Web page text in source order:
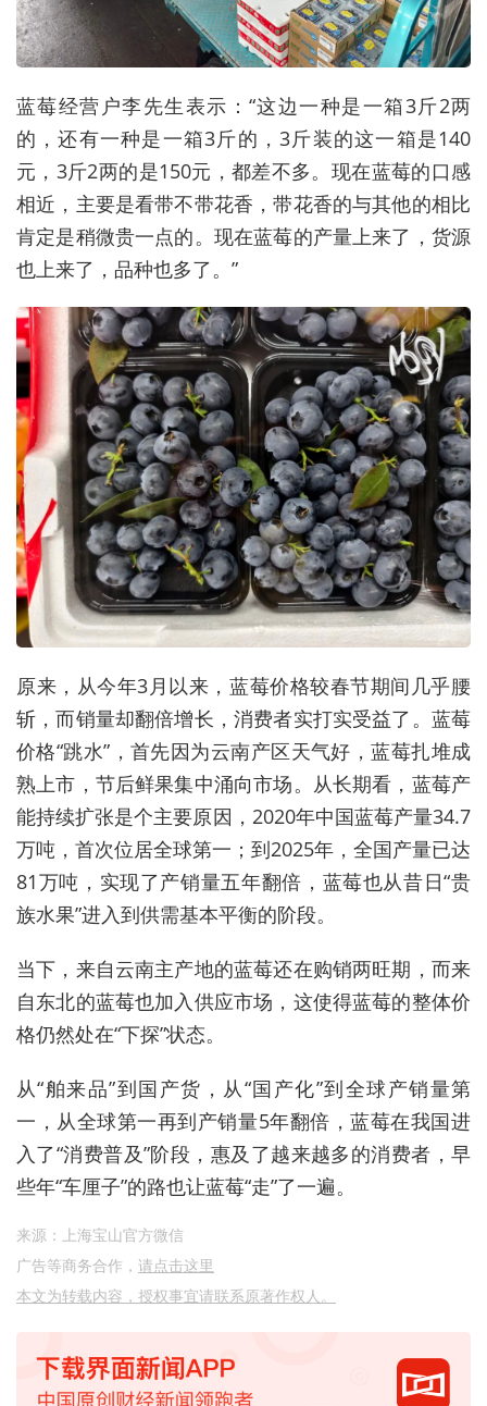
蓝莓经营户李先生表示：“这边一种是一箱3斤2两
的，还有一种是一箱3斤的，3斤装的这一箱是140
元，3斤2两的是150元，都差不多。现在蓝莓的口感
相近，主要是看带不带花香，带花香的与其他的相比
肯定是稍微贵一点的。现在蓝莓的产量上来了，货源
也上来了，品种也多了。”
原来，从今年3月以来，蓝莓价格较春节期间几乎腰
斩，而销量却翻倍增长，消费者实打实受益了。蓝莓
价格“跳水”，首先因为云南产区天气好，蓝莓扎堆成
熟上市，节后鲜果集中涌向市场。从长期看，蓝莓产
能持续扩张是个主要原因，2020年中国蓝莓产量34.7
万吨，首次位居全球第一；到2025年，全国产量已达
81万吨，实现了产销量五年翻倍，蓝莓也从昔日“贵
族水果”进入到供需基本平衡的阶段。
当下，来自云南主产地的蓝莓还在购销两旺期，而来
自东北的蓝莓也加入供应市场，这使得蓝莓的整体价
格仍然处在“下探”状态。
从“舶来品”到国产货，从“国产化”到全球产销量第
一，从全球第一再到产销量5年翻倍，蓝莓在我国进
入了“消费普及”阶段，惠及了越来越多的消费者，早
些年“车厘子”的路也让蓝莓“走”了一遍。
来源：上海宝山官方微信
广告等商务合作， 请点击这里
本文为转载内容，授权事宜请联系原著作权人。